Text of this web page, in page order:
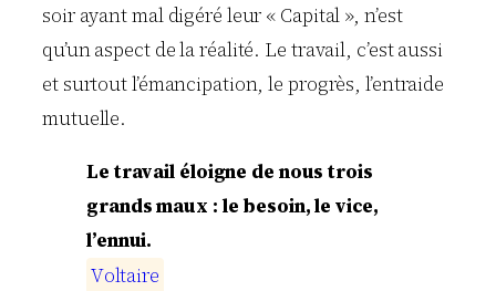
soir ayant mal digéré leur « Capital », n’est
qu’un aspect de la réalité. Le travail, c’est aussi
et surtout l’émancipation, le progrès, l’entraide
mutuelle.
Le travail éloigne de nous trois
grands maux : le besoin, le vice,
l’ennui.
Voltaire